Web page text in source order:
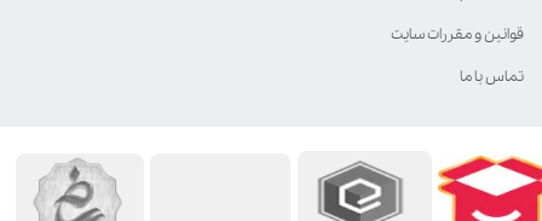
قوانین و مقررات سایت
تماس با ما